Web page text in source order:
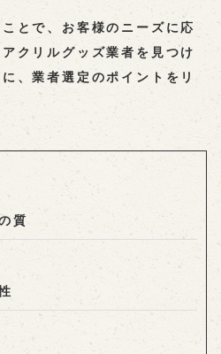
とで、お客様のニーズに応
クリルグッズ業者を見つけ
、業者選定のポイントをリ
質